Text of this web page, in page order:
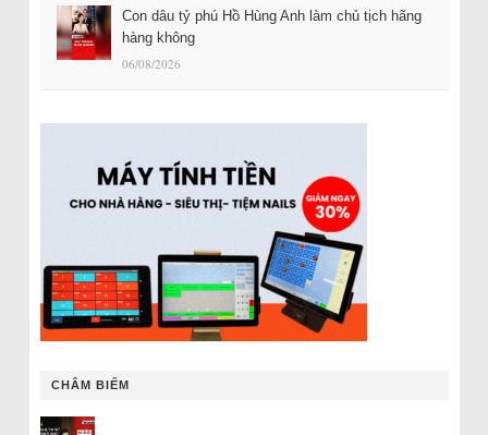
Con dâu tỷ phú Hồ Hùng Anh làm chủ tịch hãng
hàng không
06/08/2026
CHÂM BIẾM